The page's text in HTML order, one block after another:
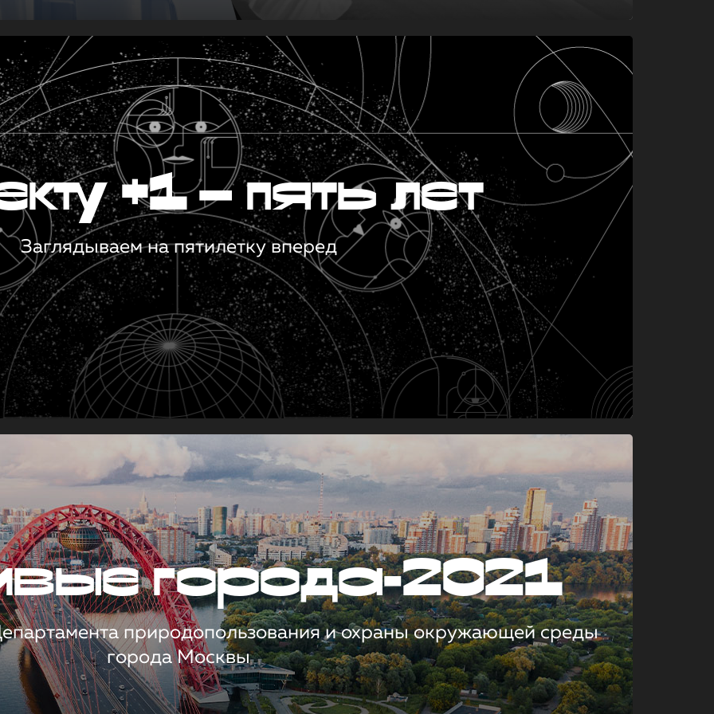
+1 — пять лет
Заглядываем на пятилетку вперед
города-2021
природопользования и охраны окружающей среды
города Москвы